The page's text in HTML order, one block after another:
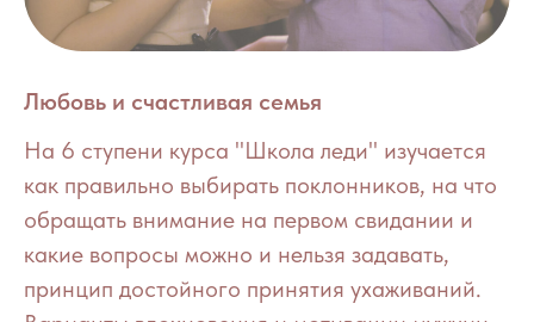
Любовь и счастливая семья
На 6 ступени курса "Школа леди" изучается
как правильно выбирать поклонников, на что
обращать внимание на первом свидании и
какие вопросы можно и нельзя задавать,
принцип достойного принятия ухаживаний.